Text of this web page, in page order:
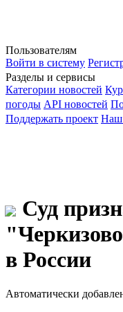
Пользователям
Войти в систему
Разделы и сервисы
Категории новостей
погоды API новостей
Поддержать проект Наш
Суд
в России
Автоматически